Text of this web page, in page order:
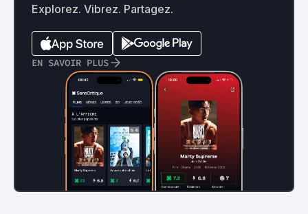
Explorez. Vibrez. Partagez.
EN SAVOIR PLUS